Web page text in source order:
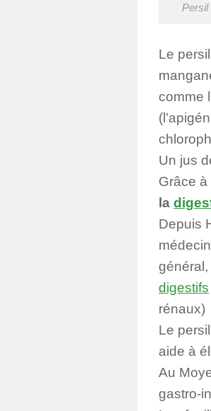
Persil
Le
comme
Un jus
Grâce
la
Depuis
digestifs
rénaux)
Le
aide à
Au
gastro-